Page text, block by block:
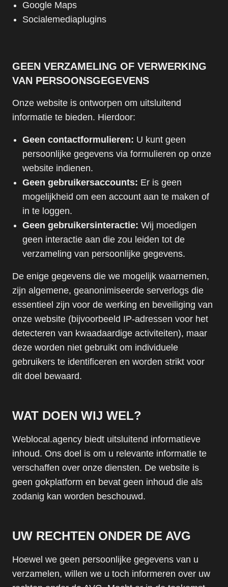
Google Maps
Socialemediaplugins
GEEN VERZAMELING OF VERWERKING
VAN PERSOONSGEGEVENS
Onze website is ontworpen om uitsluitend
informatie te bieden. Hierdoor:
Geen contactformulieren: U kunt geen
persoonlijke gegevens via formulieren op onze
website indienen.
Geen gebruikersaccounts: Er is geen
mogelijkheid om een account aan te maken of
in te loggen.
Geen gebruikersinteractie: Wij moedigen
geen interactie aan die zou leiden tot de
verzameling van persoonlijke gegevens.
De enige gegevens die we mogelijk waarnemen,
zijn algemene, geanonimiseerde serverlogs die
essentieel zijn voor de werking en beveiliging van
onze website (bijvoorbeeld IP-adressen voor het
detecteren van kwaadaardige activiteiten), maar
deze worden niet gebruikt om individuele
gebruikers te identificeren en worden strikt voor
dit doel bewaard.
WAT DOEN WIJ WEL?
Weblocal.agency biedt uitsluitend informatieve
inhoud. Ons doel is om u relevante informatie te
verschaffen over onze diensten. De website is
geen gokplatform en bevat geen inhoud die als
zodanig kan worden beschouwd.
UW RECHTEN ONDER DE AVG
Hoewel we geen persoonlijke gegevens van u
verzamelen, willen we u toch informeren over uw